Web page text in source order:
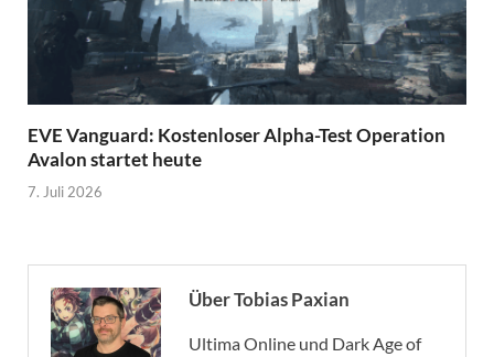
EVE Vanguard: Kostenloser Alpha-Test Operation
Avalon startet heute
7. Juli 2026
Über Tobias Paxian
Ultima Online und Dark Age of